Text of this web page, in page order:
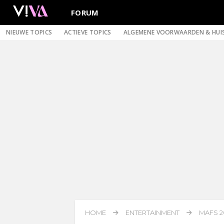
FORUM
NIEUWE TOPICS ACTIEVE TOPICS ALGEMENE VOORWAARDEN &
HOME ENTERTAINMENT MAFS